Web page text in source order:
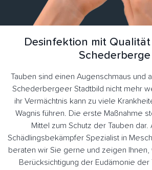
Desinfektion mit
Schederberge
Tauben sind einen Augenschmaus und
Schederbergeer Stadtbild nicht mehr
ihr Vermächtnis kann zu viele
Wagnis führen. Die erste Maßnahme
Mittel zum Schutz der Tauben dar.
Schädlingsbekämpfer Spezialist in
beraten wir Sie gerne und zeigen
Berücksichtigung der Eudämonie